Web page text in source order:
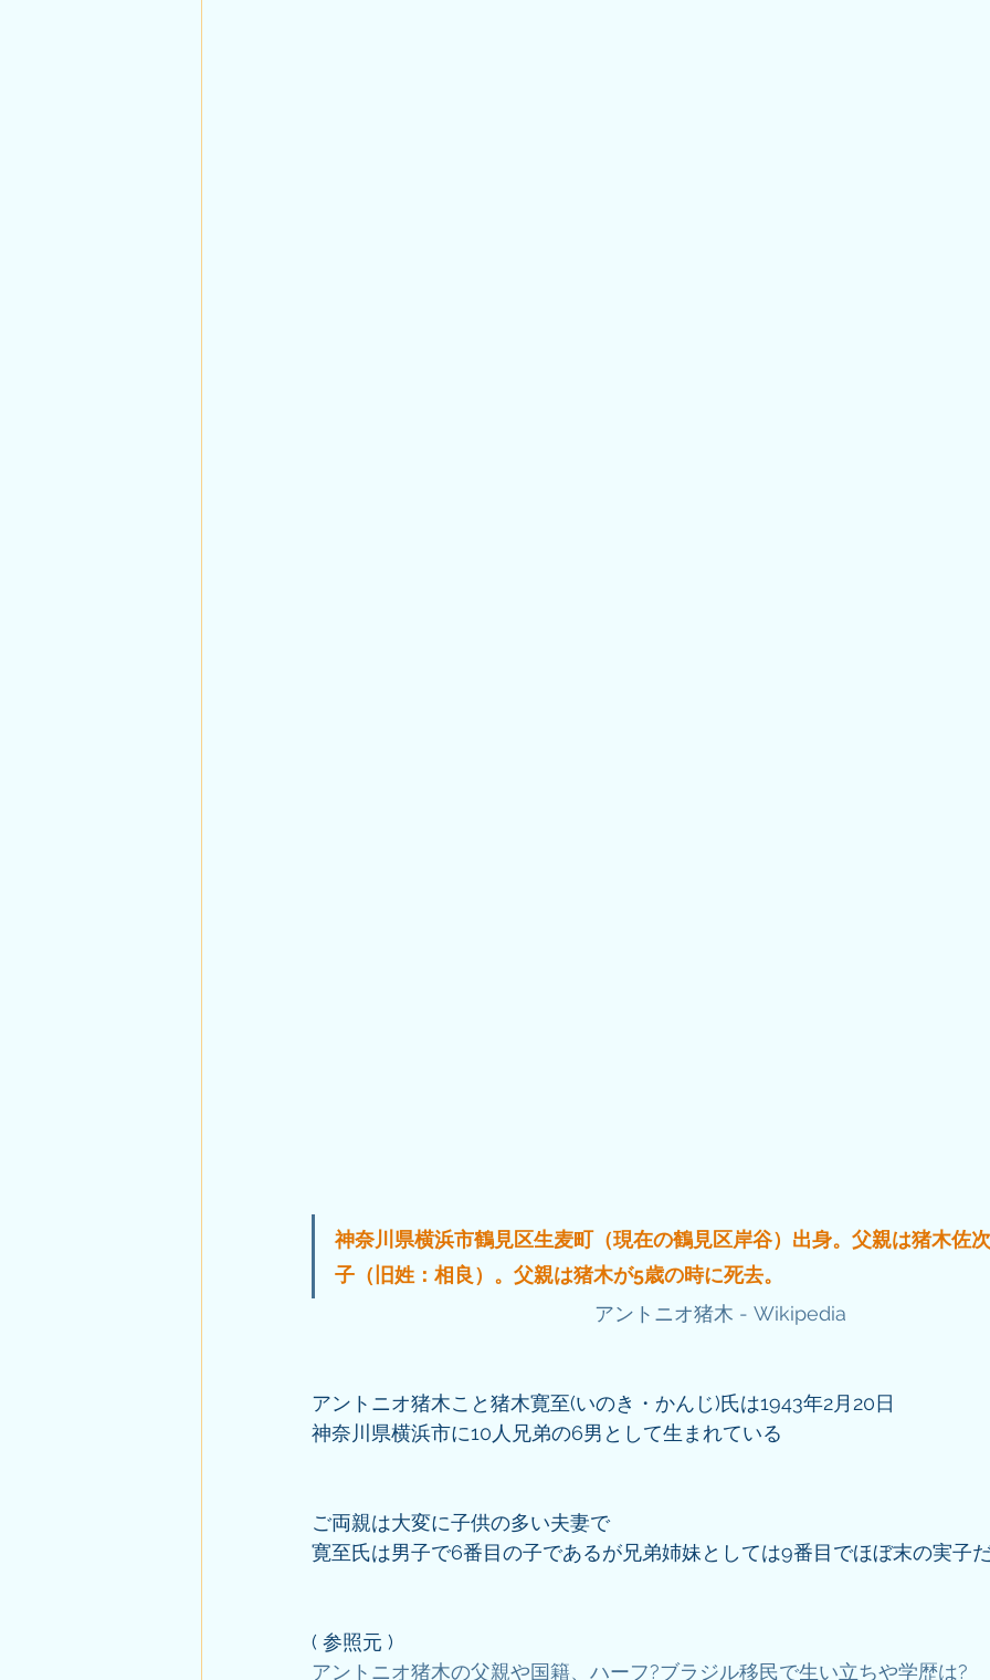
神奈川県横浜市鶴見区生麦町（現在の鶴見区岸谷）出身。父親は猪木佐
子（旧姓：相良）。父親は猪木が5歳の時に死去。
アントニオ猪木 - Wikipedia
アントニオ猪木こと猪木寛至(いのき・かんじ)氏は1943年2月20日
神奈川県横浜市に10人兄弟の6男として生まれている
ご両親は大変に子供の多い夫妻で
寛至氏は男子で6番目の子であるが兄弟姉妹としては9番目でほぼ末の実子
( 参照元 )
アントニオ猪木の父親や国籍、ハーフ?ブラジル移民で生い立ちや学歴は?